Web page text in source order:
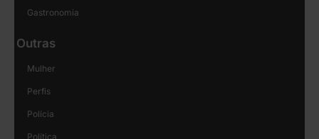
Gastronomia
Outras
Mulher
Perfis
Polícia
Política